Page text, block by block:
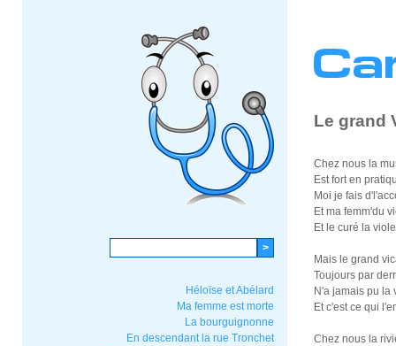
Héloïse et Abélard
Ma femme est morte
La bourguignonne
En descendant la rue Tronchet
Le grand
Chez nous la
Est fort en
Moi je fais
Et ma femm'du
Et le curé la
Mais le grand
Toujours par
N'a jamais pu la
Et c'est ce qui
Chez nous la